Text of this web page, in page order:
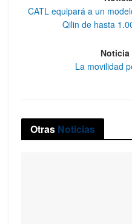
CATL equipará a un
Qilin de hasta
La movilidad
Otras Noticias